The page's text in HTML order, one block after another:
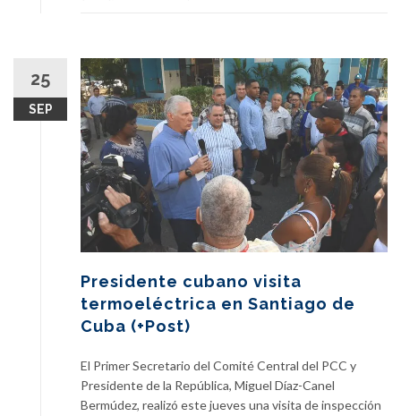
25
SEP
Presidente cubano visita
termoeléctrica en Santiago de
Cuba (+Post)
El Primer Secretario del Comité Central del PCC y
Presidente de la República, Miguel Díaz-Canel
Bermúdez, realizó este jueves una visita de inspección